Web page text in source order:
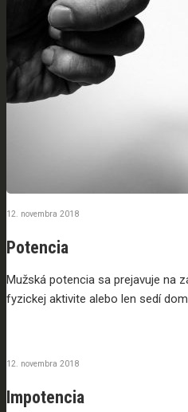
12. novembra 2018
Potencia
Mužská potencia sa prejavuje na
fyzickej aktivite alebo len sedí
12. novembra 2018
Impotencia